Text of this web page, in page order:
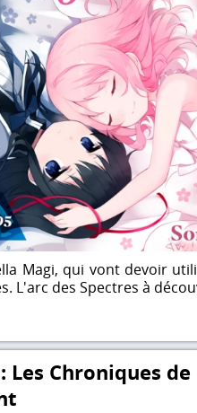
Magi, qui vont devoir
L'arc des Spectres à
Chroniques